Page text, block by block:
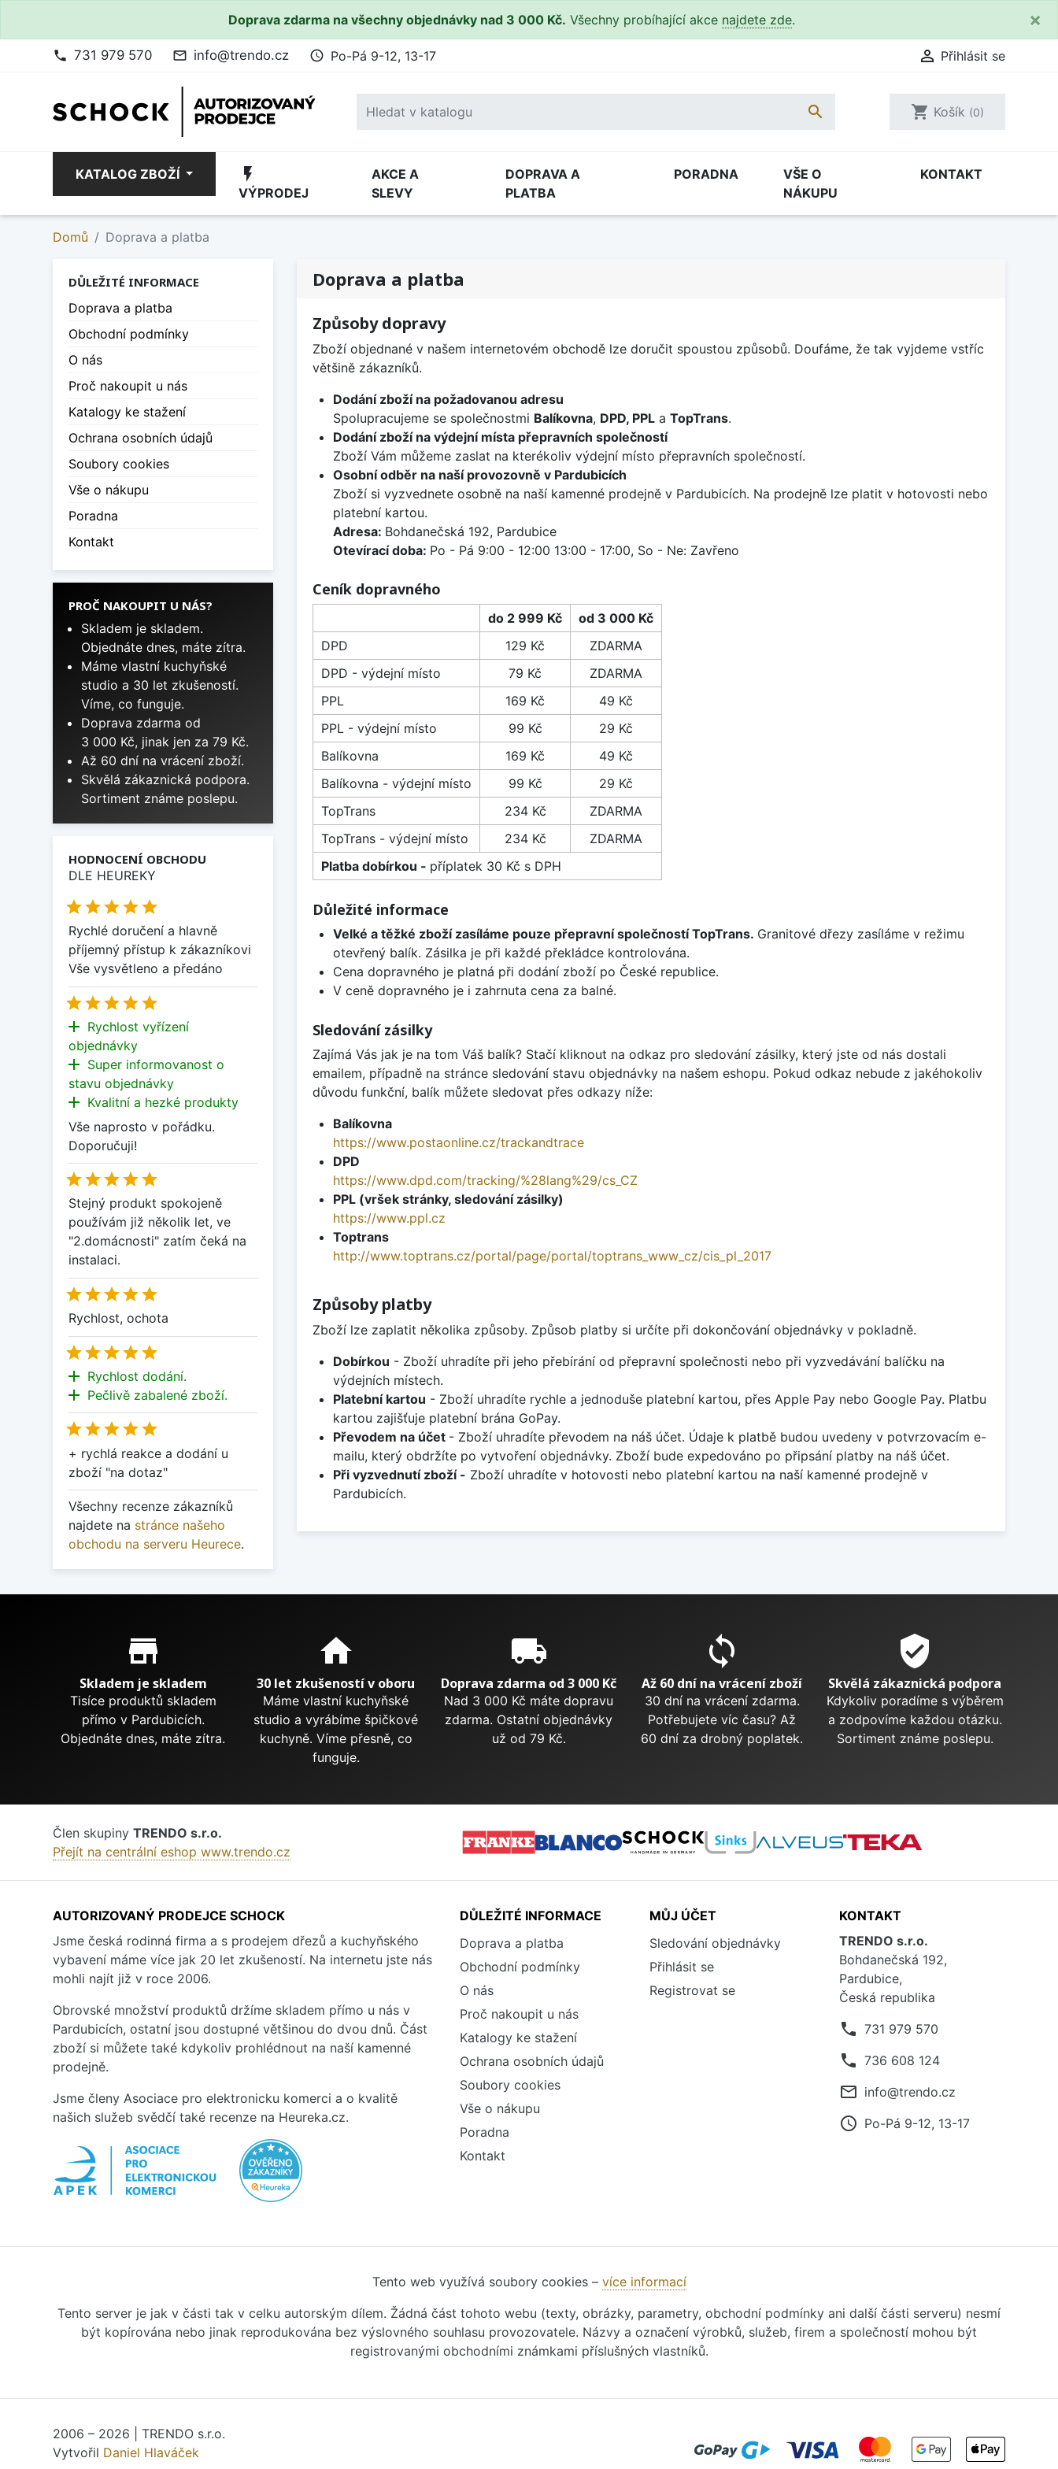
Doprava zdarma na všechny objednávky nad 3 000 Kč. Všechny probíhající akce najdete zde. ×
phone 731 979 570 mail_outline info@trendo.cz access_time Po-Pá 9-12, 13-17  Přihlásit se
 shopping_cart Košík (0)
KATALOG ZBOŽÍ flash_on
VÝPRODEJ
AKCE A
SLEVY
DOPRAVA A
PLATBA
PORADNA
VŠE O
NÁKUPU
KONTAKT
Domů Doprava a platba
DŮLEŽITÉ INFORMACE
Doprava a platba
Obchodní podmínky
O nás
Proč nakoupit u nás
Katalogy ke stažení
Ochrana osobních údajů
Soubory cookies
Vše o nákupu
Poradna
Kontakt
PROČ NAKOUPIT U NÁS?
Skladem je skladem.
Objednáte dnes, máte zítra.
Máme vlastní kuchyňské
studio a 30 let zkušeností.
Víme, co funguje.
Doprava zdarma od
3 000 Kč, jinak jen za 79 Kč.
Až 60 dní na vrácení zboží.
Skvělá zákaznická podpora.
Sortiment známe poslepu.
HODNOCENÍ OBCHODU
DLE HEUREKY

Rychlé doručení a hlavně
příjemný přístup k zákazníkovi
Vše vysvětleno a předáno

add Rychlost vyřízení
objednávky
add Super informovanost o
stavu objednávky
add Kvalitní a hezké produkty
Vše naprosto v pořádku.
Doporučuji!

Stejný produkt spokojeně
používám již několik let, ve
"2.domácnosti" zatím čeká na
instalaci.

Rychlost, ochota

add Rychlost dodání.
add Pečlivě zabalené zboží.

+ rychlá reakce a dodání u
zboží "na dotaz"
Všechny recenze zákazníků
najdete na stránce našeho
obchodu na serveru Heurece.
Doprava a platba
Způsoby dopravy
Zboží objednané v našem internetovém obchodě lze doručit spoustou způsobů. Doufáme, že tak vyjdeme vstříc
většině zákazníků.
Dodání zboží na požadovanou adresu
Spolupracujeme se společnostmi Balíkovna, DPD, PPLa TopTrans.
Dodání zboží na výdejní místa přepravních společností
Zboží Vám můžeme zaslat na kterékoliv výdejní místo přepravních společností.
Osobní odběr na naší provozovně v Pardubicích
Zboží si vyzvednete osobně na naší kamenné prodejně v Pardubicích. Na prodejně lze platit v hotovosti nebo
platební kartou.
Adresa: Bohdanečská 192, Pardubice
Otevírací doba: Po - Pá 9:00 - 12:00 13:00 - 17:00, So - Ne: Zavřeno
Ceník dopravného
do 2 999 Kč
od 3 000 Kč
DPD
129 Kč
ZDARMA
DPD - výdejní místo
79 Kč
ZDARMA
PPL
169 Kč
49 Kč
PPL - výdejní místo
99 Kč
29 Kč
Balíkovna
169 Kč
49 Kč
Balíkovna - výdejní místo
99 Kč
29 Kč
TopTrans
234 Kč
ZDARMA
TopTrans - výdejní místo
234 Kč
ZDARMA
Platba dobírkou - příplatek 30 Kč s DPH
Důležité informace
Velké a těžké zboží zasíláme pouze přepravní společností TopTrans. Granitové dřezy zasíláme v režimu
otevřený balík. Zásilka je při každé překládce kontrolována.
Cena dopravného je platná při dodání zboží po České republice.
V ceně dopravného je i zahrnuta cena za balné.
Sledování zásilky
Zajímá Vás jak je na tom Váš balík? Stačí kliknout na odkaz pro sledování zásilky, který jste od nás dostali
emailem, případně na stránce sledování stavu objednávky na našem eshopu. Pokud odkaz nebude z jakéhokoliv
důvodu funkční, balík můžete sledovat přes odkazy níže:
Balíkovna
https://www.postaonline.cz/trackandtrace
DPD
https://www.dpd.com/tracking/%28lang%29/cs_CZ
PPL (vršek stránky, sledování zásilky)
https://www.ppl.cz
Toptrans
http://www.toptrans.cz/portal/page/portal/toptrans_www_cz/cis_pl_2017
Způsoby platby
Zboží lze zaplatit několika způsoby. Způsob platby si určíte při dokončování objednávky v pokladně.
Dobírkou - Zboží uhradíte při jeho přebírání od přepravní společnosti nebo při vyzvedávání balíčku na
výdejních místech.
Platební kartou - Zboží uhradíte rychle a jednoduše platební kartou, přes Apple Pay nebo Google Pay. Platbu
kartou zajišťuje platební brána GoPay.
Převodem na účet - Zboží uhradíte převodem na náš účet. Údaje k platbě budou uvedeny v potvrzovacím e-
mailu, který obdržíte po vytvoření objednávky. Zboží bude expedováno po připsání platby na náš účet.
Při vyzvednutí zboží - Zboží uhradíte v hotovosti nebo platební kartou na naší kamenné prodejně v
Pardubicích.
Proč nakupovat u nás?
store_mall_directory
Skladem je skladem
Tisíce produktů skladem
přímo v Pardubicích.
Objednáte dnes, máte zítra.
home
30 let zkušeností v oboru
Máme vlastní kuchyňské
studio a vyrábíme špičkové
kuchyně. Víme přesně, co
funguje.
local_shipping
Doprava zdarma od 3 000 Kč
Nad 3 000 Kč máte dopravu
zdarma. Ostatní objednávky
už od 79 Kč.
sync
Až 60 dní na vrácení zboží
30 dní na vrácení zdarma.
Potřebujete víc času? Až
60 dní za drobný poplatek.
verified_user
Skvělá zákaznická podpora
Kdykoliv poradíme s výběrem
a zodpovíme každou otázku.
Sortiment známe poslepu.
Člen skupiny TRENDO s.r.o.
Přejít na centrální eshop www.trendo.cz
AUTORIZOVANÝ PRODEJCE SCHOCK
Jsme česká rodinná firma a s prodejem dřezů a kuchyňského
vybavení máme více jak 20 let zkušeností. Na internetu jste nás
mohli najít již v roce 2006.
Obrovské množství produktů držíme skladem přímo u nás v
Pardubicích, ostatní jsou dostupné většinou do dvou dnů. Část
zboží si můžete také kdykoliv prohlédnout na naší kamenné
prodejně.
Jsme členy Asociace pro elektronicku komerci a o kvalitě
našich služeb svědčí také recenze na Heureka.cz.
DŮLEŽITÉ INFORMACE
Doprava a platba
Obchodní podmínky
O nás
Proč nakoupit u nás
Katalogy ke stažení
Ochrana osobních údajů
Soubory cookies
Vše o nákupu
Poradna
Kontakt
MŮJ ÚČET
Sledování objednávky
Přihlásit se
Registrovat se
KONTAKT
TRENDO s.r.o.
Bohdanečská 192,
Pardubice,
Česká republika
phone 731 979 570
phone 736 608 124
mail_outline info@trendo.cz
access_time Po-Pá 9-12, 13-17
Tento web využívá soubory cookies – více informací
Tento server je jak v části tak v celku autorským dílem. Žádná část tohoto webu (texty, obrázky, parametry, obchodní podmínky ani další části serveru) nesmí
být kopírována nebo jinak reprodukována bez výslovného souhlasu provozovatele. Názvy a označení výrobků, služeb, firem a společností mohou být
registrovanými obchodními známkami příslušných vlastníků.
2006 – 2026 | TRENDO s.r.o.
Vytvořil Daniel Hlaváček